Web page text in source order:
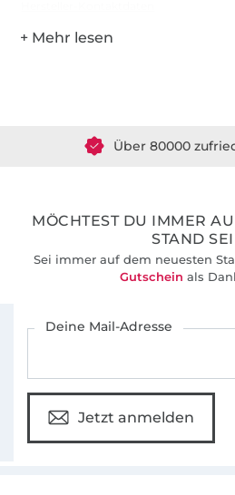
MÖCHTEST DU IMMER
STAND
Sei immer auf dem neuesten
Gutschein als
Deine Mail-Adresse
Jetzt anmelden